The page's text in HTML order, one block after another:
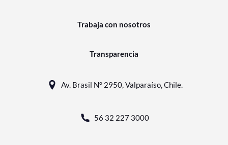
Trabaja con nosotros
Transparencia
Av. Brasil N° 2950, Valparaíso, Chile.
56 32 227 3000